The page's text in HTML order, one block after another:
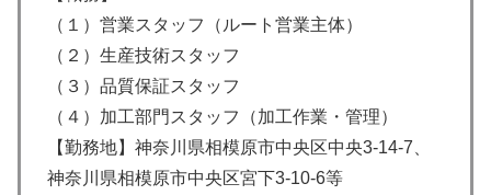
（１）営業スタッフ（ルート営業主体）
（２）生産技術スタッフ
（３）品質保証スタッフ
（４）加工部門スタッフ（加工作業・管理）
【勤務地】神奈川県相模原市中央区中央3-14-7、
神奈川県相模原市中央区宮下3-10-6等